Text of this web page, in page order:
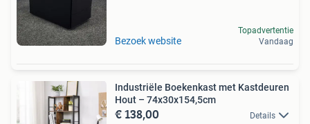
Bezoek website
Topadvertentie
Vandaag
Industriële Boekenkast met Kastdeuren
Hout – 74x30x154,5cm
€ 138,00 Details